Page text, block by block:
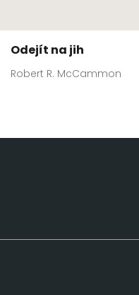
Odejít na jih
Robert R. McCammon